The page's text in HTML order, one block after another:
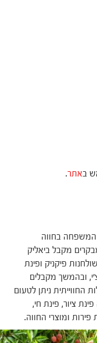
באתר.
המשפחה בחווה
מקבל ביאליק
פיקניק ופינת
ובהמשך מקבלים
ניתן לטעום
ציור, פינת חי,
ומוצרי החווה.